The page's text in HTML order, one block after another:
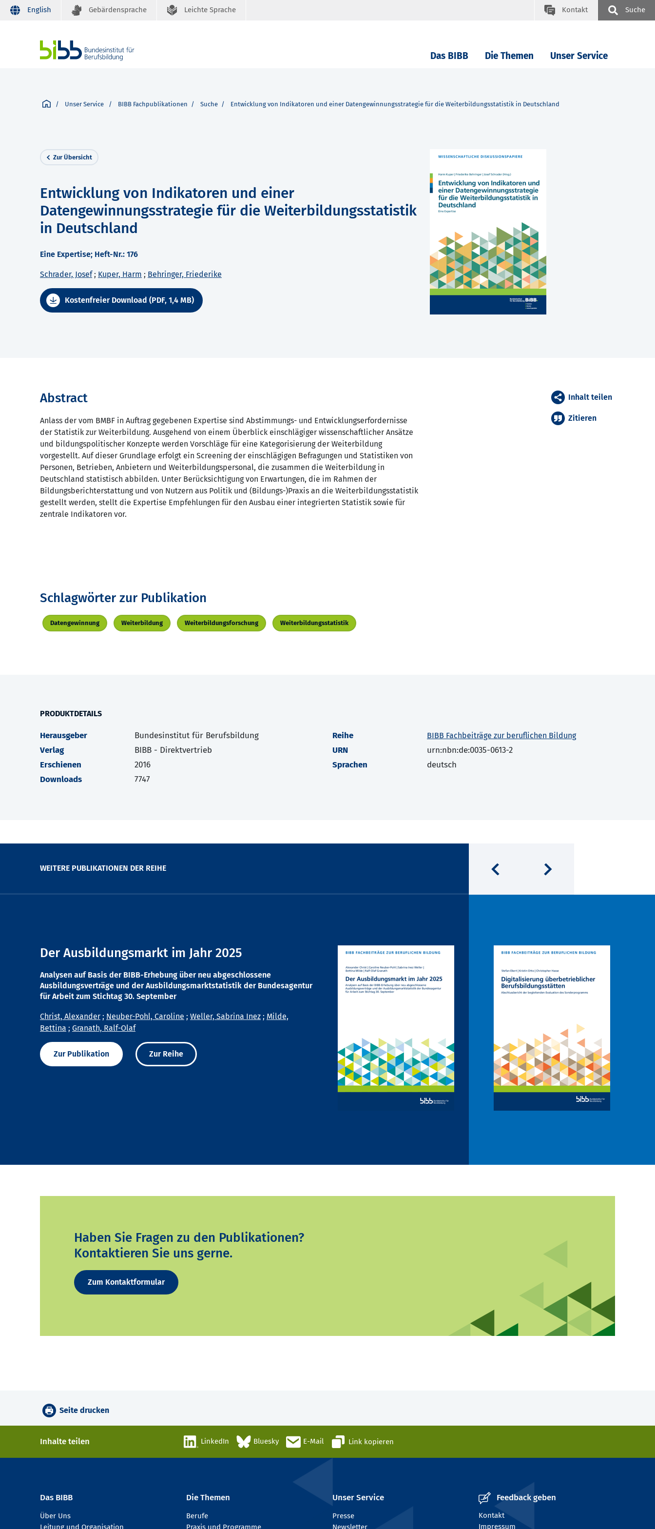
English Gebärdensprache Leichte Sprache Kontakt Suche
Das BIBB Die Themen Unser Service
Unser Service BIBB Fachpublikationen Suche Entwicklung von Indikatoren und einer Datengewinnungsstrategie für die Weiterbildungsstatistik in Deutschland
Zur Übersicht
Entwicklung von Indikatoren und einer
Datengewinnungsstrategie für die Weiterbildungsstatistik
in Deutschland
Eine Expertise; Heft-Nr.: 176
Schrader, Josef; Kuper, Harm ; Behringer, Friederike
Kostenfreier Download (PDF, 1,4 MB)
Abstract
Anlass der vom BMBF in Auftrag gegebenen Expertise sind Abstimmungs- und Entwicklungserfordernisse
der Statistik zur Weiterbildung. Ausgehend von einem Überblick einschlägiger wissenschaftlicher Ansätze
und bildungspolitischer Konzepte werden Vorschläge für eine Kategorisierung der Weiterbildung
vorgestellt. Auf dieser Grundlage erfolgt ein Screening der einschlägigen Befragungen und Statistiken von
Personen, Betrieben, Anbietern und Weiterbildungspersonal, die zusammen die Weiterbildung in
Deutschland statistisch abbilden. Unter Berücksichtigung von Erwartungen, die im Rahmen der
Bildungsberichterstattung und von Nutzern aus Politik und (Bildungs-)Praxis an die Weiterbildungsstatistik
gestellt werden, stellt die Expertise Empfehlungen für den Ausbau einer integrierten Statistik sowie für
zentrale Indikatoren vor.
Inhalt teilen
Zitieren
Schlagwörter zur Publikation
Datengewinnung Weiterbildung Weiterbildungsforschung Weiterbildungsstatistik
PRODUKTDETAILS
Herausgeber
Bundesinstitut für Berufsbildung
Verlag
BIBB - Direktvertrieb
Erschienen
2016
Downloads
7747
Reihe BIBB Fachbeiträge zur beruflichen Bildung
URN
urn:nbn:de:0035-0613-2
Sprachen
deutsch
WEITERE PUBLIKATIONEN DER REIHE
Der Ausbildungsmarkt im Jahr 2025
Analysen auf Basis der BIBB-Erhebung über neu abgeschlossene
Ausbildungsverträge und der Ausbildungsmarktstatistik der Bundesagentur
für Arbeit zum Stichtag 30. September
Christ, Alexander ; Neuber-Pohl, Caroline ; Weller, Sabrina Inez ; Milde,
Bettina ; Granath, Ralf-Olaf
Zur Publikation Zur Reihe
Haben Sie Fragen zu den Publikationen?
Kontaktieren Sie uns gerne.
Zum Kontaktformular
Seite drucken
Inhalte teilen LinkedIn Bluesky E-Mail Link kopieren
Das BIBB
Über Uns
Leitung und Organisation
Die Themen
Berufe
Praxis und Programme
Unser Service
Presse
Newsletter
Feedback geben
Kontakt
Impressum